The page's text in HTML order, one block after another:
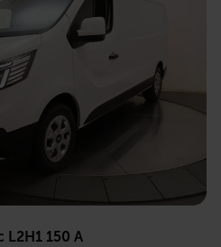
L2H1 150 A